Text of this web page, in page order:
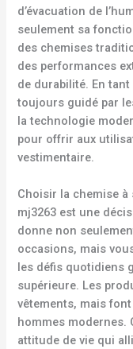
d’évacuation de
seulement sa
des chemises
des performances
de durabilité. En
toujours guidé par
la technologie
pour offrir aux
vestimentaire.
Choisir la chemise à
mj3263 est une
donne non
occasions, mais
les défis quotidiens
supérieure. Les
vêtements, mais
hommes modernes.
attitude de vie qui